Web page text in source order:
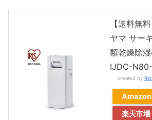
【送料無
ヤマ サー
類乾燥除
IJDC-
created by
Amazon
楽天市場